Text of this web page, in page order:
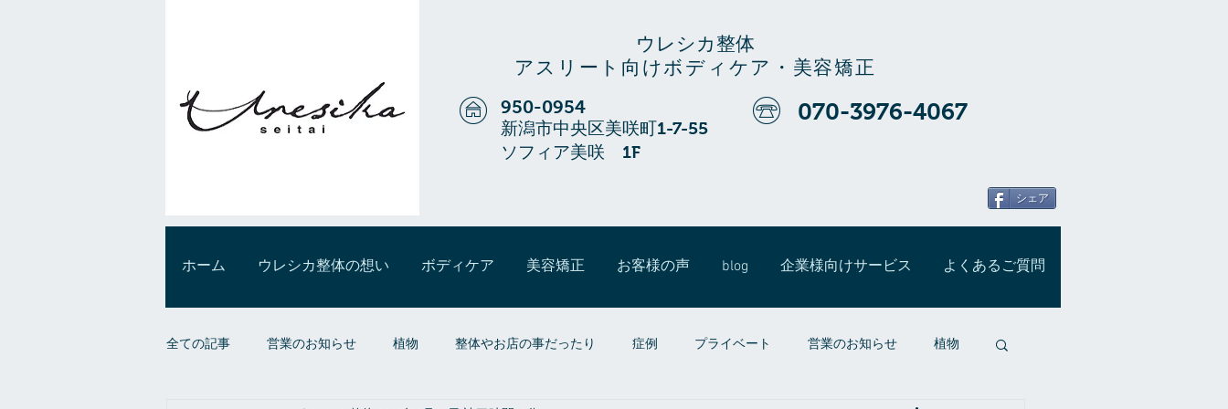
ウレシカ整体
アスリート向けボディケア・美容矯正
950-0954
新潟市中央区美咲町1-7-55
ソフィア美咲 1F
070-3976-4067
シェア
ホーム ウレシカ整体の想い ボディケア 美容矯正 お客様の声 blog 企業様向けサービス よくあるご質問
全ての記事 営業のお知らせ 植物 整体やお店の事だったり 症例 プライベート 営業のお知らせ 植物